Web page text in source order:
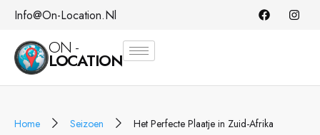
Info@on-Location.nl
ON -
LOCATION
Home Seizoen Het Perfecte Plaatje in Zuid-Afrika